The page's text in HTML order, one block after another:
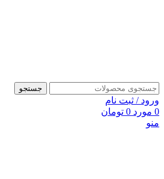
جستجو
ورود / ثبت نام
0 مورد 0 تومان
منو